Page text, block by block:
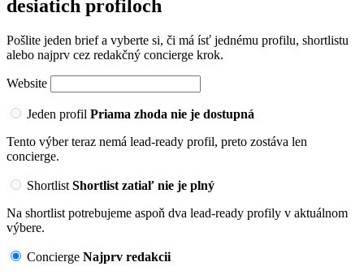
desiatich profiloch
Pošlite jeden brief a vyberte si, či má ísť jednému profilu, shortlistu
alebo najprv cez redakčný concierge krok.
Website
Jeden profil Priama zhoda nie je dostupná
Tento výber teraz nemá lead-ready profil, preto zostáva len
concierge.
Shortlist Shortlist zatiaľ nie je plný
Na shortlist potrebujeme aspoň dva lead-ready profily v aktuálnom
výbere.
Concierge Najprv redakcii